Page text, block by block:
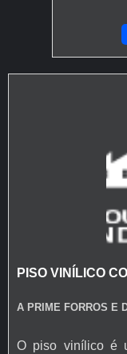
PISO VINÍLICO
A PRIME FORROS E
O piso vinílico é